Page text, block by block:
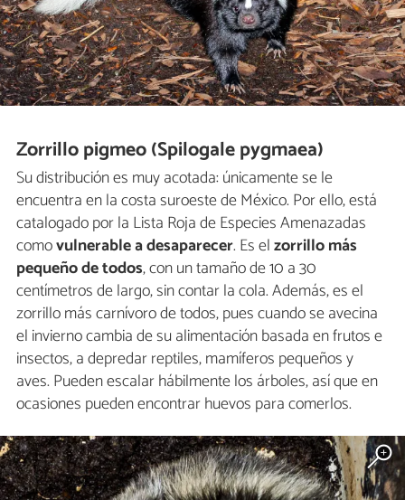
Zorrillo pigmeo (Spilogale pygmaea)
Su distribución es muy acotada: únicamente se le
encuentra en la costa suroeste de México. Por ello, está
catalogado por la Lista Roja de Especies Amenazadas
comovulnerable a desaparecer. Es elzorrillo más
pequeño de todos, con un tamaño de 10 a 30
centímetros de largo, sin contar la cola. Además, es el
zorrillo más carnívoro de todos, pues cuando se avecina
el invierno cambia de su alimentación basada en frutos e
insectos, a depredar reptiles, mamíferos pequeños y
aves. Pueden escalar hábilmente los árboles, así que en
ocasiones pueden encontrar huevos para comerlos.